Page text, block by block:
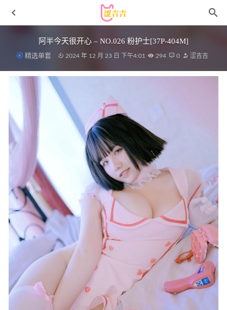
阿半今天很开心 – NO.026 粉护士[37P-404M]
精选单套 2024 年 12 月 23 日 下午4:01 294 0 涩吉吉
[Xiuren秀人网]2025.07.02 NO.10496 汁汁[66+1P/683MB]
2026-01-28
[Xiuren秀人网]2022.11.07 NO.5813 Arude薇薇[69+1P／
434MB]
2023-05-14
秀人网 – 2021.02.02 VOL.3073 徐安安[64+1P578M]
2022-
12-09
星之迟迟 – NO.260 2025圣诞节计划1 不想上班的小老头
[70P-337MB]
2026-02-01
第四印象 – 2015.07.18 No.465[15+1P4M]
2022-11-22